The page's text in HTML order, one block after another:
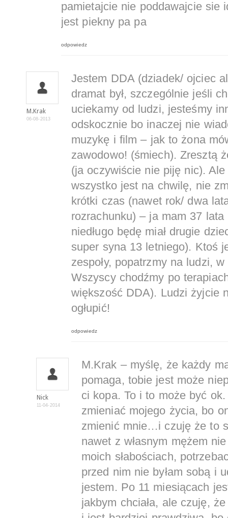
pamietajcie nie poddawajcie sie
jest piekny pa pa
odpowiedz
M.Krak
06-08-2013
Jestem DDA (dziadek/ ojciec
dramat był, szczególnie jeśli
uciekamy od ludzi, jesteśmy
odskocznie bo inaczej nie
muzykę i film – jak to żona
zawodowo! (śmiech). Zresztą
(ja oczywiście nie piję nic).
wszystko jest na chwilę, nie
krótki czas (nawet rok/ dwa
rozrachunku) – ja mam 37 lata
niedługo będę miał drugie
super syna 13 letniego). Ktoś
zespoły, popatrzmy na ludzi,
Wszyscy chodźmy po
większość DDA). Ludzi żyjcie
ogłupić!
odpowiedz
Nick
11-04-2014
M.Krak – myślę, że każdy
pomaga, tobie jest może
ci kopa. To i to może być
zmieniać mojego życia, bo
zmienić mnie…i czuję że to
nawet z własnym mężem
moich słabościach,
przed nim nie byłam sobą i
jestem. Po 11 miesiącach
jakbym chciała, ale czuję,